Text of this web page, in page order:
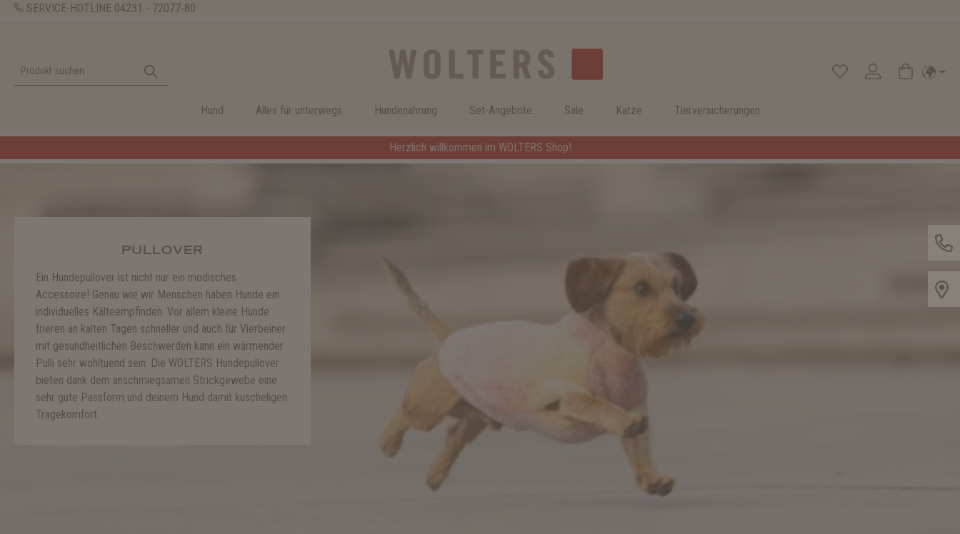
SERVICE-HOTLINE 04231 - 72077-80
Hund Alles für unterwegs Hundenahrung Set-Angebote Sale Katze Tierversicherungen
Herzlich willkommen im WOLTERS Shop!
PULLOVER
Ein Hundepullover ist nicht nur ein modisches
Accessoire! Genau wie wir Menschen haben Hunde ein
individuelles Kälteempfinden. Vor allem kleine Hunde
frieren an kalten Tagen schneller und auch für Vierbeiner
mit gesundheitlichen Beschwerden kann ein wärmender
Pulli sehr wohltuend sein. Die WOLTERS Hundepullover
bieten dank dem anschmiegsamen Strickgewebe eine
sehr gute Passform und deinem Hund damit kuscheligen
Tragekomfort.